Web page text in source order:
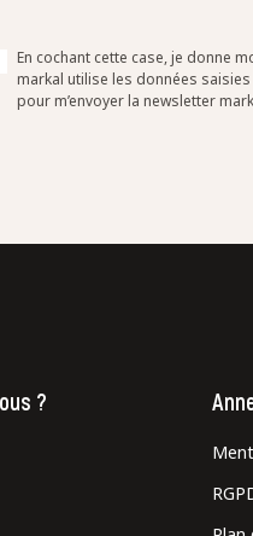
En cochant cette case, je donne
markal utilise les données
pour m’envoyer la newsletter
?